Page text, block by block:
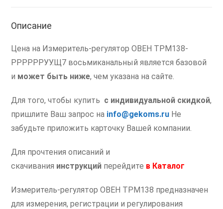
Описание
Цена на Измеритель-регулятор ОВЕН ТРМ138-
РРРРРРУУ.Щ7 восьмиканальный является базовой
и может быть ниже, чем указана на сайте.
Для того, чтобы купить с индивидуальной скидкой,
пришлите Ваш запрос на info@gekoms.ru Не
забудьте приложить карточку Вашей компании.
Для прочтения описаний и
скачивания инструкций перейдите в Каталог
Измеритель-регулятор ОВЕН ТРМ138 предназначен
для измерения, регистрации и регулирования